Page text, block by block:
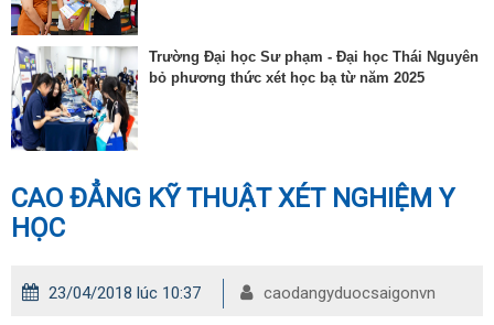
Trường Đại học Sư phạm - Đại học Thái Nguyên
bỏ phương thức xét học bạ từ năm 2025
CAO ĐẲNG KỸ THUẬT XÉT NGHIỆM Y
HỌC
23/04/2018 lúc 10:37 caodangyduocsaigonvn